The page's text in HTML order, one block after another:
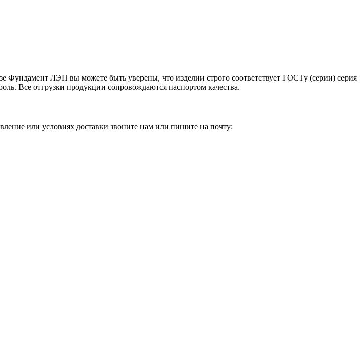
Фундамент ЛЭП вы можете быть уверены, что изделии строго соответствует ГОСТу (серии) серия
Все отгрузки продукции сопровождаются паспортом качества.
или условиях доставки звоните нам или пишите на почту: